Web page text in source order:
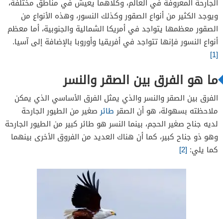
الفرق بين الصقر والنسر في اللون
الفرق بين الصقر والنسر في التغذية
الفرق بين الصقر والنسر في التعشيش
الجارحة المعروفة في العالم، وكلاهما يعيش في مناطق مختلفة،
ويوجد الكثير من أنواع الصقور وكذلك النسور، وهذه الأنواع من
الصقور معظمها يتواجد في أمريكا الشمالية والجنوبية، أما معظم
أنواع النسور فإنها تتواجد في أفريقيا وأوروبا بالإضافة إلى آسيا.
[1]
ما هو الفرق بين الصقر والنسر
الفرق بين الصقر والنسر والذي يمثل الفرق الأساسي الذي يمكن
ملاحظته بسهولة، هو أن الصقرطائرصغير من الطيور الجارحة
لديه جناح صغير الحجم، بينما النسر هو طائر كبير من الطيور الجارحة
وهو ذو جناح كبير، كما أن هناك العديد من الفروق الأخرى بينهما
كما يلي: [2]